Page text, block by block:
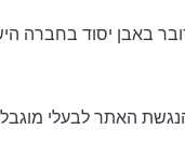
באבן יסוד בחברה